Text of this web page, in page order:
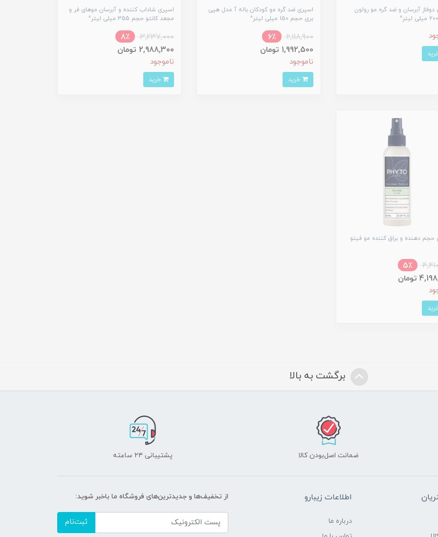
دوفاز آبرسان و ضد گره مو رولون
اسپری ضد گره مو کودکان باله آ مدل هپی
بری حجم 150 میلی لیتر^
2,118,900
6٪
1,992,500 تومان
ناموجود
خرید
اسپری شاداب کننده و آبرسان موهای فر و
مجعد کانتو حجم 355 میلی لیتر^
3,237,000
8٪
2,988,300 تومان
ناموجود
خرید
حجم دهنده و براق کننده مو فیتو
5٪
تومان
برگشت به بالا
ضمانت اصل‌بودن کالا پشتیبانی ۲۴ ساعته
اطلاعات زیبارو
درباره ما
از تخفیف‌ها و جدیدترین‌های فروشگاه ما باخبر شوید:
ثبت‌نام